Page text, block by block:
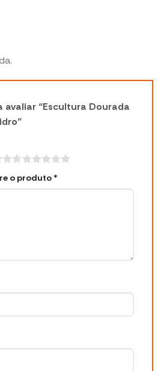
avaliar “Escultura Dourada
o produto *